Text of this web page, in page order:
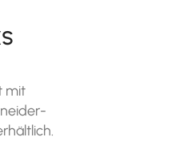
mit